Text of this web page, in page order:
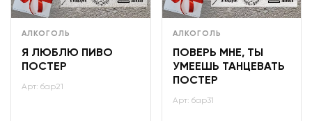
АЛКОГОЛЬ
Я ЛЮБЛЮ ПИВО
ПОСТЕР
Арт: бар21
АЛКОГОЛЬ
ПОВЕРЬ МНЕ, ТЫ
УМЕЕШЬ ТАНЦЕВАТЬ
ПОСТЕР
Арт: бар31